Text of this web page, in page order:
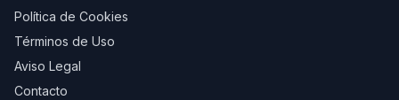
Política de Cookies
Términos de Uso
Aviso Legal
Contacto